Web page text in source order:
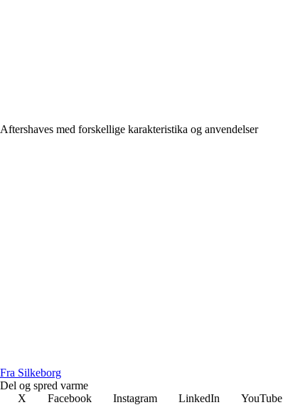
Aftershaves med forskellige karakteristika og anvendelser
Fra Silkeborg
Del og spred varme
X
Facebook Instagram LinkedIn YouTube